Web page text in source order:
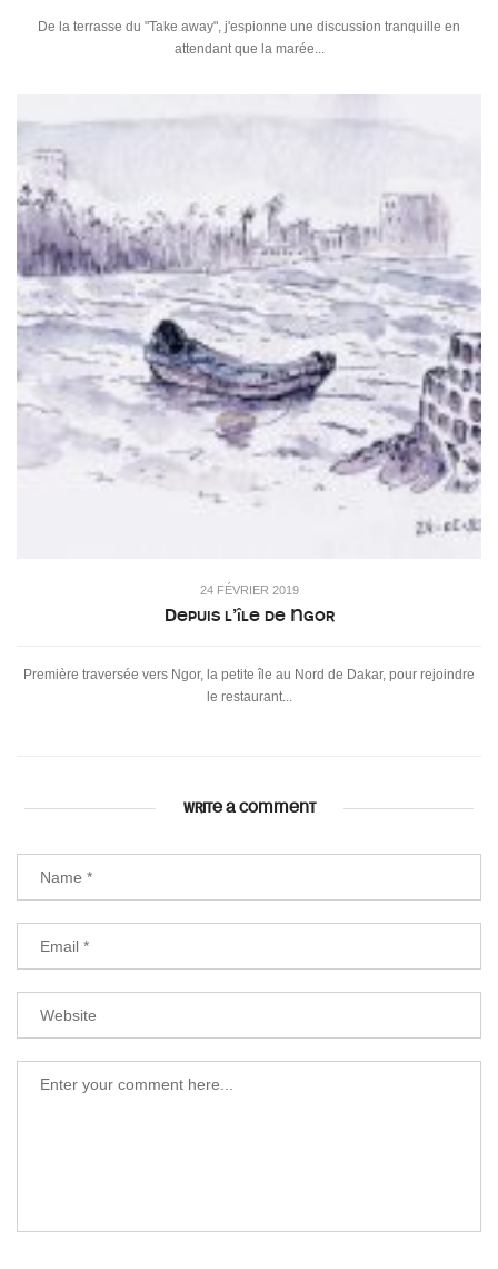
De la terrasse du "Take away", j'espionne une discussion tranquille en
attendant que la marée...
24 FÉVRIER 2019
Depuis l’île de Ngor
Première traversée vers Ngor, la petite île au Nord de Dakar, pour rejoindre
le restaurant...
WRITE A COMMENT